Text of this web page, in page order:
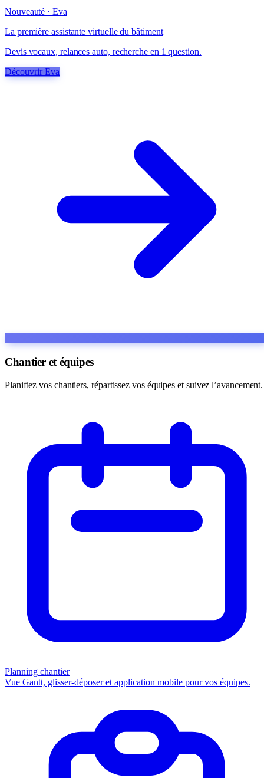
Nouveauté · Eva
La première assistante virtuelle du bâtiment
Devis vocaux, relances auto, recherche en 1 question.
Découvrir Eva
Chantier et équipes
Planifiez vos chantiers, répartissez vos équipes et suivez l’avancement.
Planning chantier
Vue Gantt, glisser-déposer et application mobile pour vos équipes.